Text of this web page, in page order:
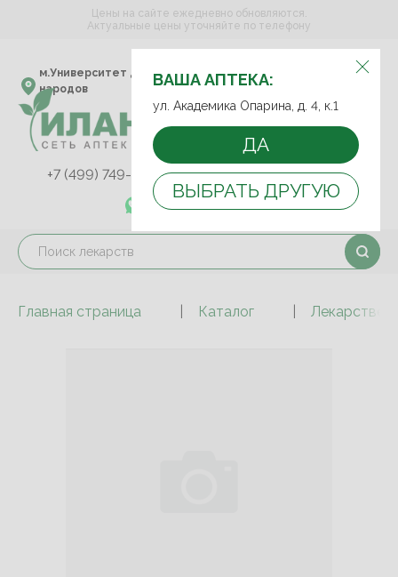
ВЫБЕРИТЕ АПТЕКУ:
м.Университет дружбы
народов
ул. Академика Опарина,
д. 4, к.1
ВАША АПТЕКА:
ул. Академика Опарина, д. 4, к.1
ДА
ВЫБРАТЬ ДРУГУЮ
Цены на сайте ежедневно обновляются.
Актуальные цены уточняйте по телефону
+7 (499) 749-75-92
+7 (499) 749-74-89
+7 (989) 579-78-73
Главная страница Каталог